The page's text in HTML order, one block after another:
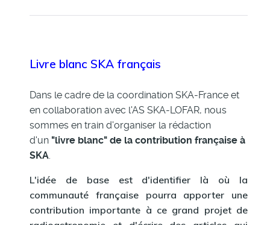
Livre blanc SKA français
Dans le cadre de la coordination SKA-France et
en collaboration avec l'AS SKA-LOFAR, nous
sommes en train d'organiser la rédaction
d'un "livre blanc" de la contribution française à
SKA.
L'idée de base est d'identifier là où la
communauté française pourra apporter une
contribution importante à ce grand projet de